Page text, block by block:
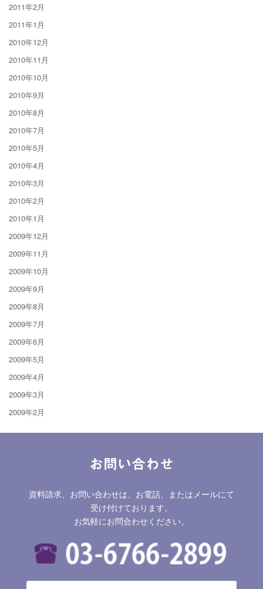
2011年2月
2011年1月
2010年12月
2010年11月
2010年10月
2010年9月
2010年8月
2010年7月
2010年5月
2010年4月
2010年3月
2010年2月
2010年1月
2009年12月
2009年11月
2009年10月
2009年9月
2009年8月
2009年7月
2009年6月
2009年5月
2009年4月
2009年3月
2009年2月
お問い合わせ
資料請求、お問い合わせは、お電話、またはメールにて
受け付けております。
お気軽にお問合わせください。